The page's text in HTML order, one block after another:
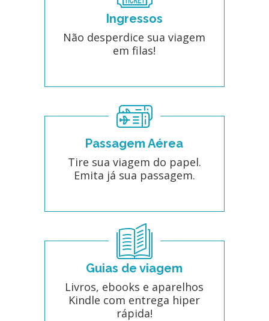
Ingressos
Não desperdice sua viagem
em filas!
Passagem Aérea
Tire sua viagem do papel.
Emita já sua passagem.
Guias de viagem
Livros, ebooks e aparelhos
Kindle com entrega hiper
rápida!